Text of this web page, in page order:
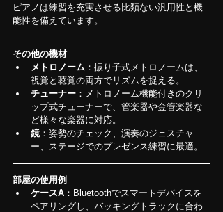
ピアノは練習を充実させる比類ない汎用性と機
能性を備えています。
その他の機材
メトロノーム ：振り子式メトロノームは、
視覚と聴覚の両方でリズムを捉える。
チューナー ：メトロノーム機能付きのクリ
ップ式チューナーで、管楽器や金管楽器な
ど様々な楽器に対応。
鏡：姿勢のチェック、演奏のジェスチャ
ー、ステージでのプレゼンス練習に最適。
部屋の使用例
ケースA ：Bluetoothでスマートデバイスを
ペアリングし、バッキングトラックに合わ